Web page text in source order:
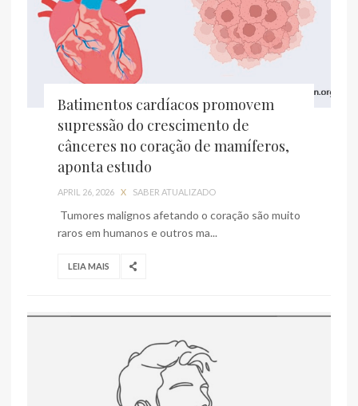
Batimentos cardíacos promovem
supressão do crescimento de
cânceres no coração de mamíferos,
aponta estudo
APRIL 26, 2026 X SABER ATUALIZADO
Tumores malignos afetando o coração são muito
raros em humanos e outros ma...
LEIA MAIS